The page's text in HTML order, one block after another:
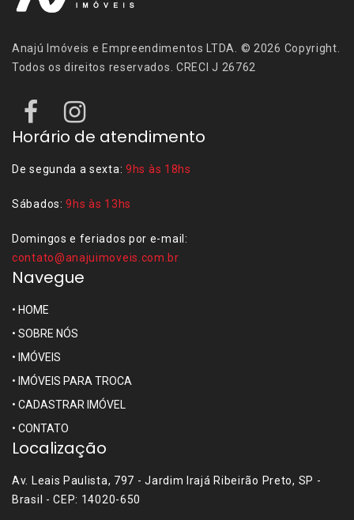
Anajú Imóveis e Empreendimentos LTDA. © 2026 Copyright.
Todos os direitos reservados. CRECI J 26762
Horário de atendimento
De segunda a sexta: 9hs às 18hs
Sábados:9hs às 13hs
Domingos e feriados por e-mail:
contato@anajuimoveis.com.br
Navegue
• HOME
• SOBRE NÓS
• IMÓVEIS
• IMÓVEIS PARA TROCA
• CADASTRAR IMÓVEL
• CONTATO
Localização
Av. Leais Paulista, 797 - Jardim Irajá Ribeirão Preto, SP -
Brasil - CEP: 14020-650